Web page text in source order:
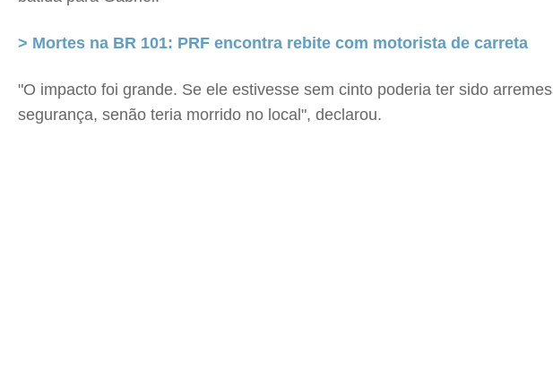
> Mortes na BR 101: PRF encontra rebite com motorista de carreta
"O impacto foi grande. Se ele estivesse sem cinto poderia ter sido
segurança, senão teria morrido no local", declarou.